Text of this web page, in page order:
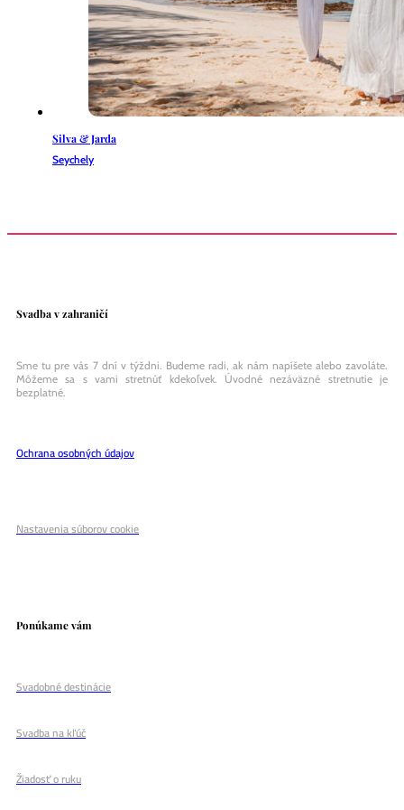
Silva & Jarda
Seychely
Svadba v zahraničí
Sme tu pre vás 7 dní v týždni. Budeme radi, ak nám napíšete alebo zavoláte.
Môžeme sa s vami stretnúť kdekoľvek. Úvodné nezáväzné stretnutie je
bezplatné.
Ochrana osobných údajov
Nastavenia súborov cookie
Ponúkame vám
Svadobné destinácie
Svadba na kľúč
Žiadosť o ruku